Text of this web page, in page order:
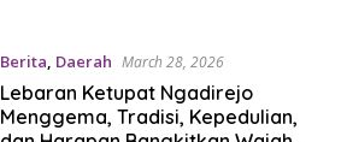
Berita, Daerah March 28, 2026
Lebaran Ketupat Ngadirejo
Menggema, Tradisi, Kepedulian,